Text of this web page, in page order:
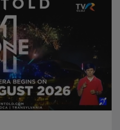
noroc” – a cincea cea mai